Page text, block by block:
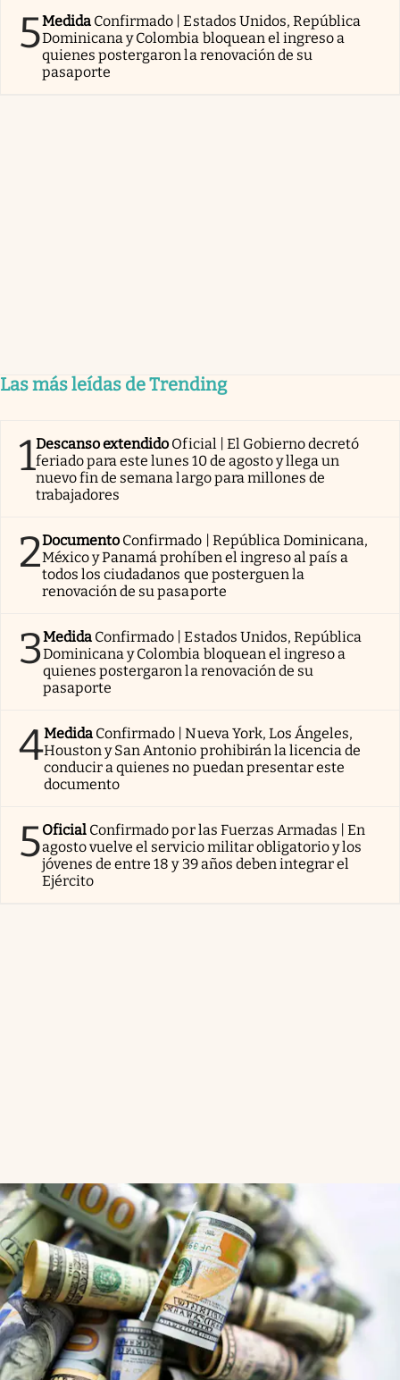
5Medida Confirmado | Estados Unidos, República
Dominicana y Colombia bloquean el ingreso a
quienes postergaron la renovación de su
pasaporte
Las más leídas de Trending
1Descanso extendido Oficial | El Gobierno decretó
feriado para este lunes 10 de agosto y llega un
nuevo fin de semana largo para millones de
trabajadores
2Documento Confirmado | República Dominicana,
México y Panamá prohíben el ingreso al país a
todos los ciudadanos que posterguen la
renovación de su pasaporte
3Medida Confirmado | Estados Unidos, República
Dominicana y Colombia bloquean el ingreso a
quienes postergaron la renovación de su
pasaporte
4Medida Confirmado | Nueva York, Los Ángeles,
Houston y San Antonio prohibirán la licencia de
conducir a quienes no puedan presentar este
documento
5Oficial Confirmado por las Fuerzas Armadas | En
agosto vuelve el servicio militar obligatorio y los
jóvenes de entre 18 y 39 años deben integrar el
Ejército